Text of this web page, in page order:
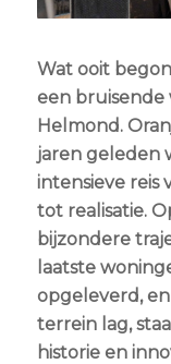
Wat ooit
een bruisende
Helmond.
jaren geleden
intensieve reis
tot realisatie.
bijzondere
laatste
opgeleverd,
terrein lag,
historie en